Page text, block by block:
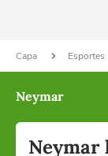
Capa Esportes
Neymar
Neymar